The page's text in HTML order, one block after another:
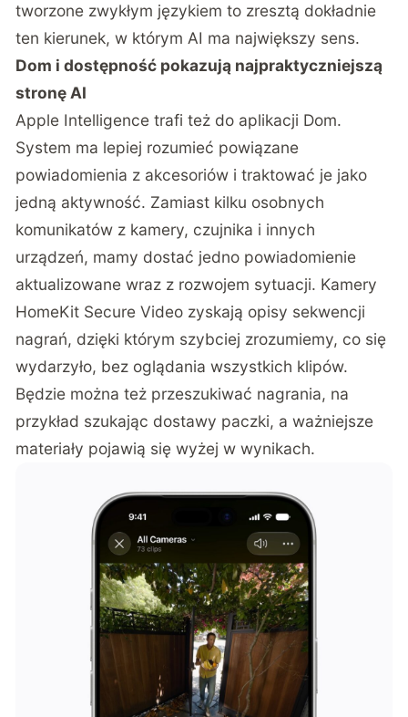
tworzone zwykłym językiem to zresztą dokładnie
ten kierunek, w którym AI ma największy sens.
Dom i dostępność pokazują najpraktyczniejszą
stronę AI
Apple Intelligence trafi też do aplikacji Dom.
System ma lepiej rozumieć powiązane
powiadomienia z akcesoriów i traktować je jako
jedną aktywność. Zamiast kilku osobnych
komunikatów z kamery, czujnika i innych
urządzeń, mamy dostać jedno powiadomienie
aktualizowane wraz z rozwojem sytuacji. Kamery
HomeKit Secure Video zyskają opisy sekwencji
nagrań, dzięki którym szybciej zrozumiemy, co się
wydarzyło, bez oglądania wszystkich klipów.
Będzie można też przeszukiwać nagrania, na
przykład szukając dostawy paczki, a ważniejsze
materiały pojawią się wyżej w wynikach.